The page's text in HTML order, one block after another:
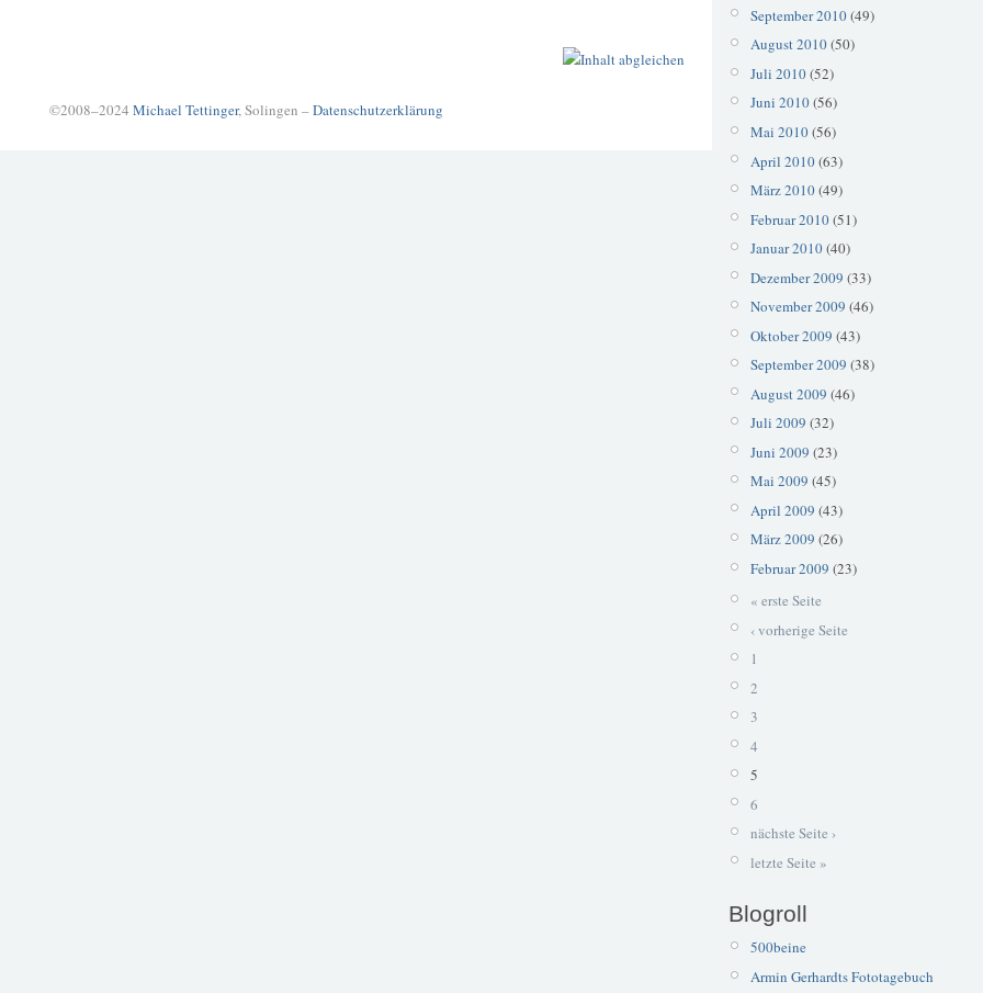
©2008–2024 Michael Tettinger, Solingen –Datenschutzerklärung
September 2010(49)
August 2010(50)
Juli 2010(52)
Juni 2010(56)
Mai 2010(56)
April 2010(63)
März 2010(49)
Februar 2010(51)
Januar 2010(40)
Dezember 2009 (33)
November 2009 (46)
Oktober 2009 (43)
September 2009 (38)
August 2009 (46)
Juli 2009 (32)
Juni 2009 (23)
Mai 2009 (45)
April 2009 (43)
März 2009 (26)
Februar 2009 (23)
« erste Seite
‹ vorherige Seite
1
2
3
4
5
6
nächste Seite ›
letzte Seite »
Blogroll
500beine
Armin Gerhardts Fototagebuch